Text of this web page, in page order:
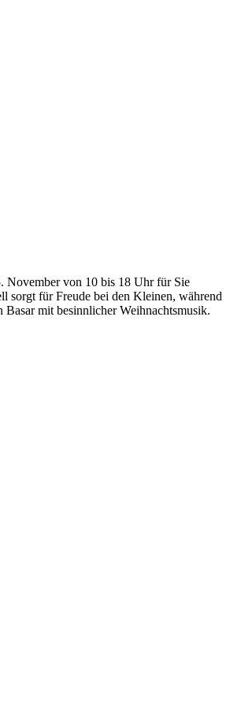
November von 10 bis 18 Uhr für Sie
sorgt für Freude bei den Kleinen, während
mit besinnlicher Weihnachtsmusik.